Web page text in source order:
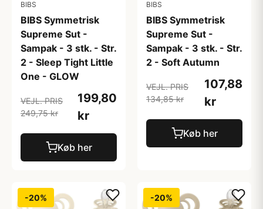
BIBS
BIBS Symmetrisk
Supreme Sut -
Sampak - 3 stk. - Str.
2 - Sleep Tight Little
One - GLOW
VEJL. PRIS
249,75 kr
199,80
kr
Køb her
BIBS
BIBS Symmetrisk
Supreme Sut -
Sampak - 3 stk. - Str.
2 - Soft Autumn
VEJL. PRIS
134,85 kr
107,88
kr
Køb her
-20% -20%